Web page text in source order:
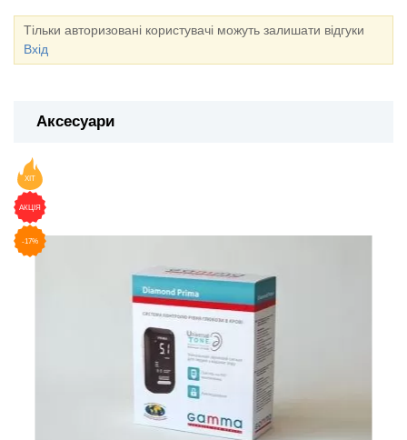
Тільки авторизовані користувачі можуть залишати відгуки
Вхід
Аксесуари
ХІТ
АКЦІЯ
-17%